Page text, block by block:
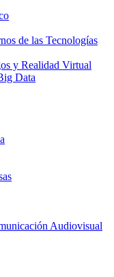
de las Tecnologías
y Realidad Virtual
Data
Audiovisual